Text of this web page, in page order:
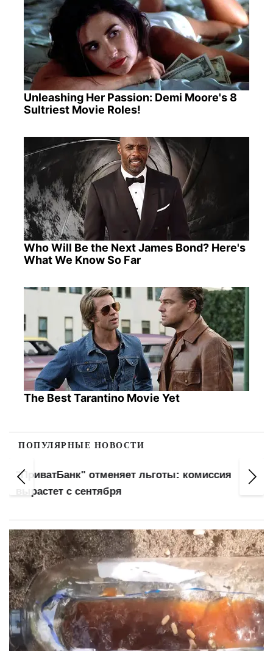
Unleashing Her Passion: Demi Moore's 8
Sultriest Movie Roles!
Who Will Be the Next James Bond? Here's
What We Know So Far
The Best Tarantino Movie Yet
ПОПУЛЯРНЫЕ НОВОСТИ
"ПриватБанк" отменяет льготы: комиссия
вырастет с сентября